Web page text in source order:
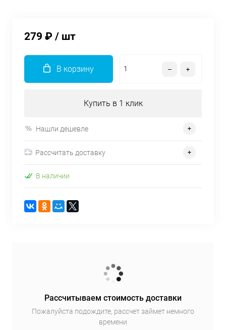
279 ₽ / шт
В корзину
Купить в 1 клик
Нашли дешевле
Рассчитать доставку
В наличии
Рассчитываем стоимость доставки
Пожалуйста подождите, рассчет займет немного
времени